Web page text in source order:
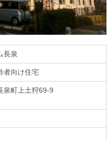
長泉
者向け住宅
泉町上土狩69-9